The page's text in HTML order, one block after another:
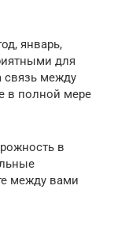
январь,
для
связь между
в полной мере
в
между вами